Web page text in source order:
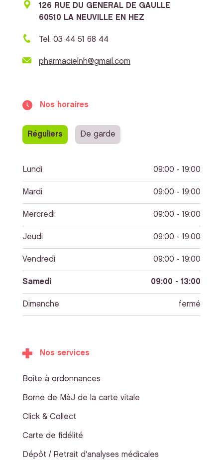
126 RUE DU GENERAL DE GAULLE
60510 LA NEUVILLE EN HEZ
Tel. 03 44 51 68 44
pharmacielnh@gmail.com
Nos horaires
Réguliers De garde
Lundi 09:00 - 19:00
Mardi 09:00 - 19:00
Mercredi 09:00 - 19:00
Jeudi 09:00 - 19:00
Vendredi 09:00 - 19:00
Samedi 09:00 - 13:00
Dimanche fermé
Nos services
Boîte à ordonnances
Borne de MàJ de la carte vitale
Click & Collect
Carte de fidélité
Dépôt / Retrait d'analyses médicales